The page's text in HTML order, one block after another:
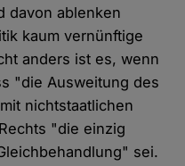
davon ablenken
kaum vernünftige
anders ist es, wenn
"die Ausweitung des
nichtstaatlichen
"die einzig
sei.